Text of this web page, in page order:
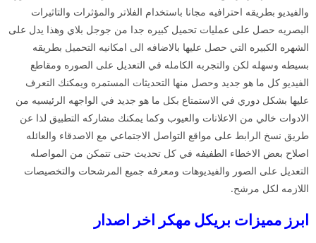
والفيديو بطريقه احترافيه مجانا باستخدام الفلاتر والمؤثرات والتاثيرات
البصريه حصل على عمليات تحميل كبيره جدا من جوجل بلاي وهذا يدل على
الشهره الكبيره التي حصل عليها بالاضافه الى امكانيه التحميل بطريقه
بسيطه وسهله لكن والتجربه الكامله في التعديل على الصوره ومقاطع
الفيديو كل ما هو جديد وحصل منها التحديثات المستمره ويمكنك التعرف
عليها بشكل دوري في الاستمتاع بكل ما هو جديد في الواجهه الرئيسيه من
الادوات خالي من الاعلانات والعيوب وكما يمكنك مشاركه التطبيق لذا عن
طريق نسخ الرابط على مواقع التواصل الاجتماعي مع الاصدقاء والعائله
اصلاح بعض الاخطاء الطفيفه في كل تحديث حتى تتمكن من المواصله
التعديل على الصور والفيديوهات ومعرفه جميع المرشحات والتخصيصات
اللازمه لكل مرشح.
ابرز مميزات بريكل مهكر اخر اصدار